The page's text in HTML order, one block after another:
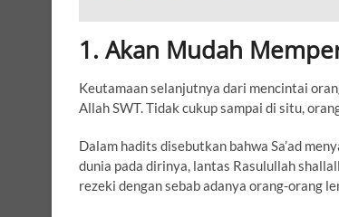
1. Akan Mudah
Keutamaan selanjutnya dari mencintai
Allah SWT. Tidak cukup sampai di situ,
Dalam hadits disebutkan bahwa Sa’ad
dunia pada dirinya, lantas Rasulullah
rezeki dengan sebab adanya orang-orang